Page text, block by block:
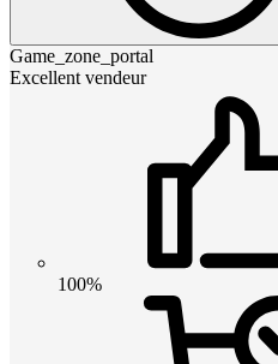
Game_zone_portal
Excellent vendeur
100%